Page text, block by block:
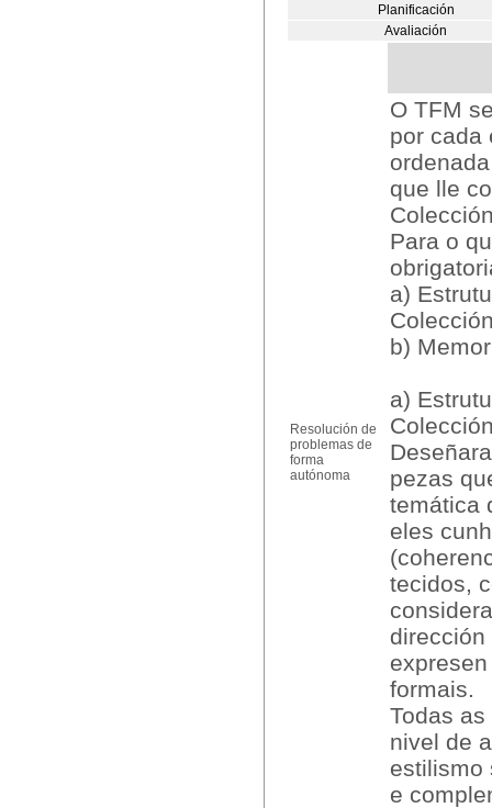
Planificación
Avaliación
Resolución de
problemas de
forma
autónoma
O TFM
por cada
que lle
Para o
a)
b)
a)
pezas
temática
eles
tecidos,
formais.
Todas
nivel de
estilismo
e